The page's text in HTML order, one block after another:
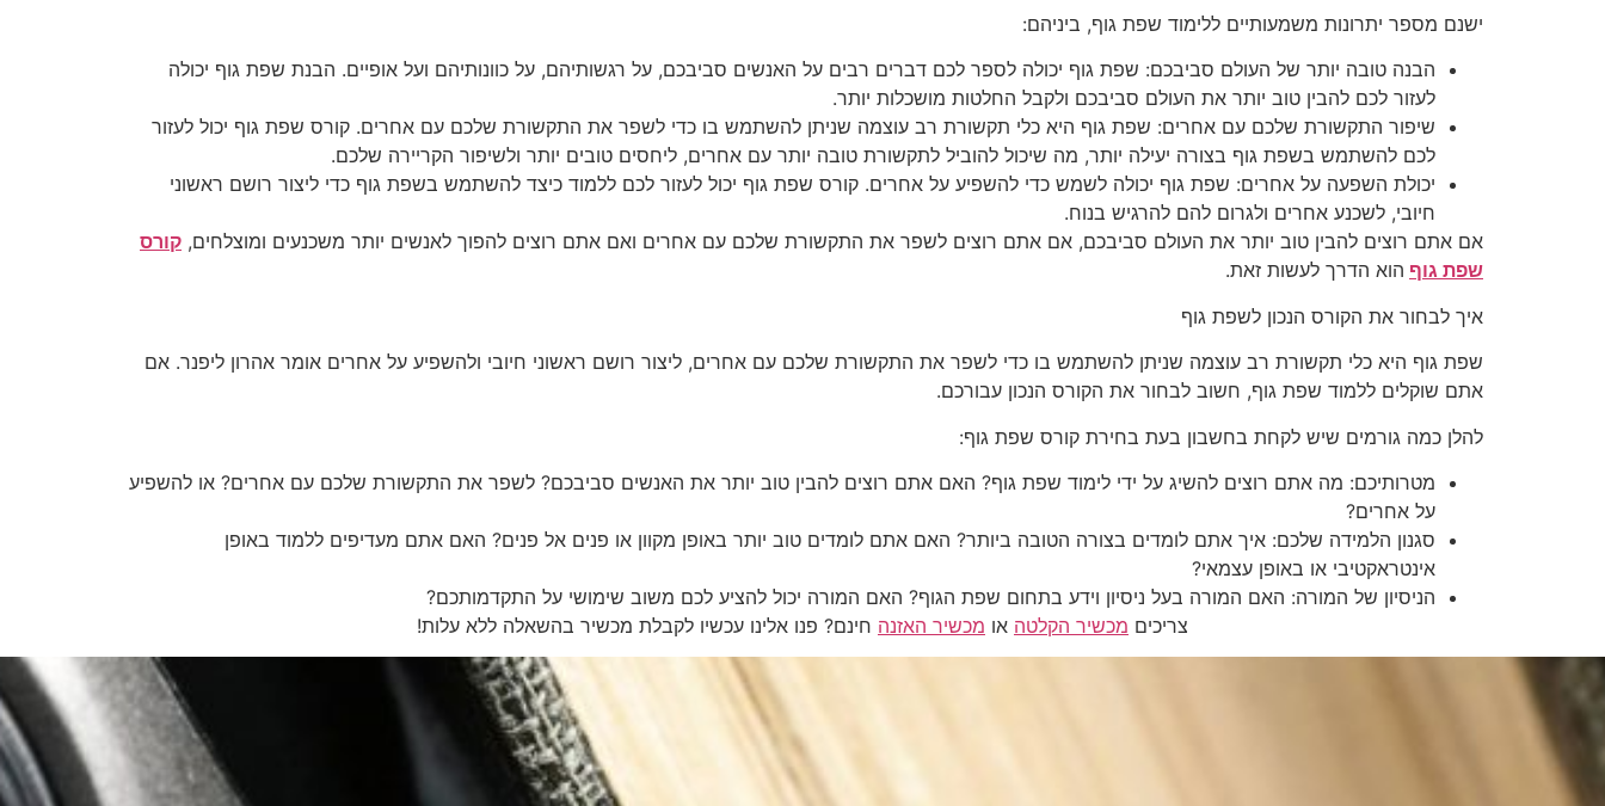
ישנם מספר יתרונות משמעותיים ללימוד שפת גוף, ביניהם:
הבנה טובה יותר של העולם סביבכם: שפת גוף יכולה לספר לכם דברים רבים על האנשים סביבכם, על רגשותיהם, על כוונותיהם ועל אופיים. הבנת שפת גוף יכולה
לעזור לכם להבין טוב יותר את העולם סביבכם ולקבל החלטות מושכלות יותר.
שיפור התקשורת שלכם עם אחרים: שפת גוף היא כלי תקשורת רב עוצמה שניתן להשתמש בו כדי לשפר את התקשורת שלכם עם אחרים. קורס שפת גוף יכול לעזור
לכם להשתמש בשפת גוף בצורה יעילה יותר, מה שיכול להוביל לתקשורת טובה יותר עם אחרים, ליחסים טובים יותר ולשיפור הקריירה שלכם.
יכולת השפעה על אחרים: שפת גוף יכולה לשמש כדי להשפיע על אחרים. קורס שפת גוף יכול לעזור לכם ללמוד כיצד להשתמש בשפת גוף כדי ליצור רושם ראשוני
חיובי, לשכנע אחרים ולגרום להם להרגיש בנוח.
אם אתם רוצים להבין טוב יותר את העולם סביבכם, אם אתם רוצים לשפר את התקשורת שלכם עם אחרים ואם אתם רוצים להפוך לאנשים יותר משכנעים ומוצלחים, קורס
שפת גוף הוא הדרך לעשות זאת.
איך לבחור את הקורס הנכון לשפת גוף
שפת גוף היא כלי תקשורת רב עוצמה שניתן להשתמש בו כדי לשפר את התקשורת שלכם עם אחרים, ליצור רושם ראשוני חיובי ולהשפיע על אחרים אומר אהרון ליפנר. אם
אתם שוקלים ללמוד שפת גוף, חשוב לבחור את הקורס הנכון עבורכם.
להלן כמה גורמים שיש לקחת בחשבון בעת בחירת קורס שפת גוף:
מטרותיכם: מה אתם רוצים להשיג על ידי לימוד שפת גוף? האם אתם רוצים להבין טוב יותר את האנשים סביבכם? לשפר את התקשורת שלכם עם אחרים? או להשפיע
על אחרים?
סגנון הלמידה שלכם: איך אתם לומדים בצורה הטובה ביותר? האם אתם לומדים טוב יותר באופן מקוון או פנים אל פנים? האם אתם מעדיפים ללמוד באופן
אינטראקטיבי או באופן עצמאי?
הניסיון של המורה: האם המורה בעל ניסיון וידע בתחום שפת הגוף? האם המורה יכול להציע לכם משוב שימושי על התקדמותכם?
צריכים מכשיר הקלטה או מכשיר האזנה חינם? פנו אלינו עכשיו לקבלת מכשיר בהשאלה ללא עלות!